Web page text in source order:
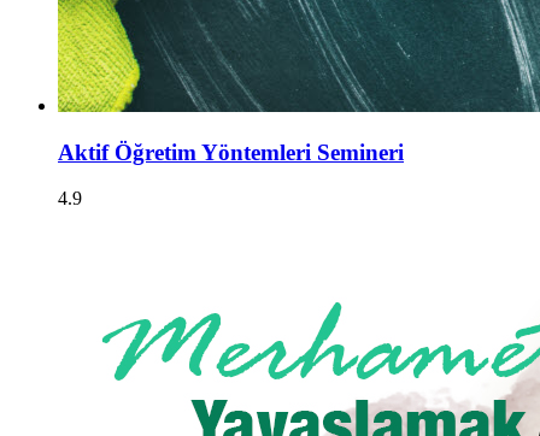
Aktif Öğretim Yöntemleri Semineri
4.9